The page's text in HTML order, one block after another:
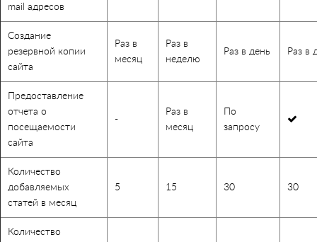
mail адресов
Создание
резервной копии
сайта
Раз в
месяц
Раз в
неделю
Раз в день Раз в
Предоставление
отчета о
посещаемости
сайта
-
Раз в
месяц
По
запросу
Количество
добавляемых
статей в месяц
5 15 30 30
Количество